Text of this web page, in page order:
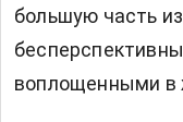
большую часть
воплощенными в